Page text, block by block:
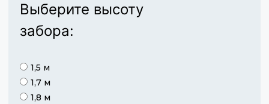
Выберите высоту
забора:
1,5 м
1,7 м
1,8 м